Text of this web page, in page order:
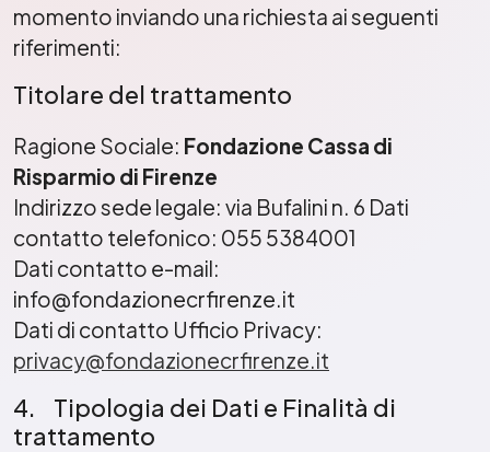
momento inviando una richiesta ai seguenti
riferimenti:
Titolare del trattamento
Ragione Sociale: Fondazione Cassa di
Risparmio di Firenze
Indirizzo sede legale: via Bufalini n. 6 Dati
contatto telefonico: 055 5384001
Dati contatto e-mail:
info@fondazionecrfirenze.it
Dati di contatto Ufficio Privacy:
privacy@fondazionecrfirenze.it
4. Tipologia dei Dati e Finalità di
trattamento